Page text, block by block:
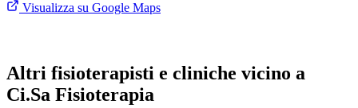
Visualizza su Google Maps
Altri fisioterapisti e cliniche vicino a
Ci.Sa Fisioterapia